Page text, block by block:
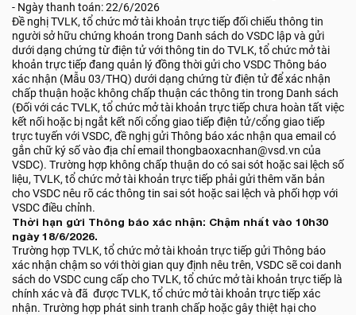
- Ngày thanh toán: 22/6/2026
Đề nghị TVLK, tổ chức mở tài khoản trực tiếp đối chiếu thông tin
người sở hữu chứng khoán trong Danh sách do VSDC lập và gửi
dưới dạng chứng từ điện tử với thông tin do TVLK, tổ chức mở tài
khoản trực tiếp đang quản lý đồng thời gửi cho VSDC Thông báo
xác nhận (Mẫu 03/THQ) dưới dạng chứng từ điện tử để xác nhận
chấp thuận hoặc không chấp thuận các thông tin trong Danh sách
(Đối với các TVLK, tổ chức mở tài khoản trực tiếp chưa hoàn tất việc
kết nối hoặc bị ngắt kết nối cổng giao tiếp điện tử/cổng giao tiếp
trực tuyến với VSDC, đề nghị gửi Thông báo xác nhận qua email có
gắn chữ ký số vào địa chỉ email thongbaoxacnhan@vsd.vn của
VSDC). Trường hợp không chấp thuận do có sai sót hoặc sai lệch số
liệu, TVLK, tổ chức mở tài khoản trực tiếp phải gửi thêm văn bản
cho VSDC nêu rõ các thông tin sai sót hoặc sai lệch và phối hợp với
VSDC điều chỉnh.
Thời hạn gửi Thông báo xác nhận: Chậm nhất vào 10h30
ngày 18/6/2026.
Trường hợp TVLK, tổ chức mở tài khoản trực tiếp gửi Thông báo
xác nhận chậm so với thời gian quy định nêu trên, VSDC sẽ coi danh
sách do VSDC cung cấp cho TVLK, tổ chức mở tài khoản trực tiếp là
chính xác và đã được TVLK, tổ chức mở tài khoản trực tiếp xác
nhận. Trường hợp phát sinh tranh chấp hoặc gây thiệt hại cho